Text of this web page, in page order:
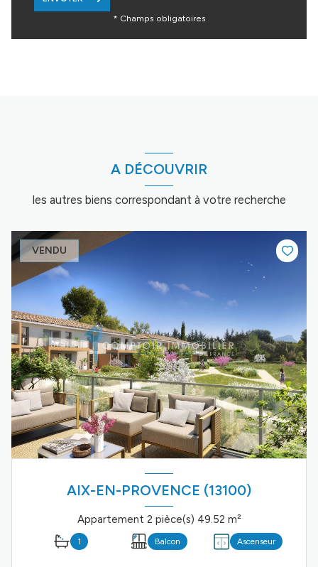
* Champs obligatoires
A DÉCOUVRIR
les autres biens correspondant à votre recherche
VENDU
AIX-EN-PROVENCE (13100)
Appartement 2 pièce(s) 49.52 m²
1 Balcon Ascenseur